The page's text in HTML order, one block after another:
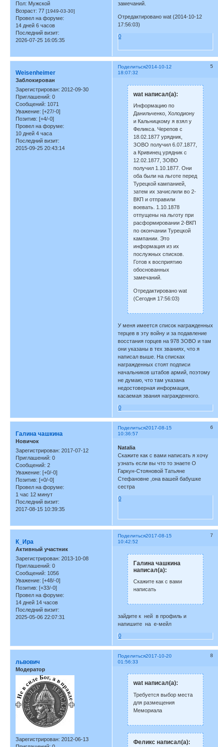
Пол: Мужской
Возраст: 77 [1949-03-30]
Провел на форуме:
14 дней 6 часов
Последний визит:
2026-07-25 16:05:35
замечаний.
Отредактировано wat (2014-10-12
17:56:03)
0
Поделиться 5
2014-10-12
18:07:32
Weisenheimer
Заблокирован
Зарегистрирован: 2012-09-30
Приглашений: 0
Сообщений: 1071
Уважение: [+27/-0]
Позитив: [+4/-0]
Провел на форуме:
10 дней 4 часа
Последний визит:
2015-09-25 20:43:14
wat написал(а):
Информацию по
Данильченко, Холодиону
и Кальницкому я взял у
Феликса. Черепов с
18.02.1877 урядник,
ЗОВО получил 6.07.1877,
а Кривинец урядник с
12.02.1877, ЗОВО
получил 1.10.1877. Они
оба были на льготе перед
Турецкой кампанией,
затем их зачислили во 2-
ВКП и отправили
воевать. 1.10.1878
отпущены на льготу при
расформировании 2-ВКП
по окончании Турецкой
кампании. Это
информация из их
послужных списков.
Готов к восприятию
обоснованных
замечаний.
Отредактировано wat
(Сегодня 17:56:03)
У меня имеется список награжденных
терцев в эту войну и за подавление
восстания горцев на 978 ЗОВО и там
они указаны в тех званиях, что я
написал выше. На списках
награжденных стоят подписи
начальников штабов армий, поэтому
не думаю, что там указана
недостоверная информация,
касаемая звания награжденного.
0
Поделиться 6
2017-08-15
10:36:57
Галина чашкина
Новичок
Зарегистрирован: 2017-07-12
Приглашений: 0
Сообщений: 2
Уважение: [+0/-0]
Позитив: [+0/-0]
Провел на форуме:
1 час 12 минут
Последний визит:
2017-08-15 10:39:35
Natalia
Скажите как с вами написать я хочу
узнать если вы что то знаете О
Гаркун-Стояновой Татьяне
Стефановне ,она вашей бабушке
сестра
0
Поделиться 7
2017-08-15
10:42:52
К_Ира
Активный участник
Зарегистрирован: 2013-10-08
Приглашений: 0
Сообщений: 1056
Уважение: [+48/-0]
Позитив: [+33/-0]
Провел на форуме:
14 дней 14 часов
Последний визит:
2025-05-06 22:07:31
Галина чашкина
написал(а):
Скажите как с вами
написать
зайдите к ней в профиль и
напишите на е-мейл
0
Поделиться 8
2017-10-20
01:56:33
львович
Модератор
Зарегистрирован: 2012-06-13
wat написал(а):
Требуется выбор места
для размещения
Мемориала
Феликс написал(а):